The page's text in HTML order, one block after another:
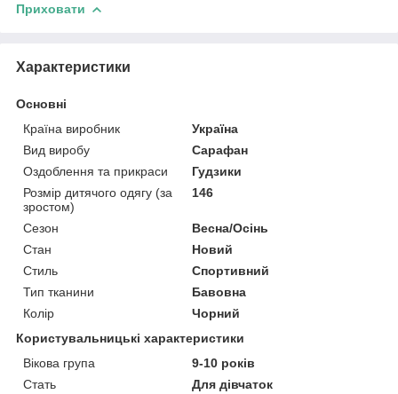
Приховати
Характеристики
Основні
Країна виробник
Україна
Вид виробу
Сарафан
Оздоблення та прикраси
Гудзики
Розмір дитячого одягу (за
зростом)
146
Сезон
Весна/Осінь
Стан
Новий
Стиль
Спортивний
Тип тканини
Бавовна
Колір
Чорний
Користувальницькі характеристики
Вікова група
9-10 років
Стать
Для дівчаток